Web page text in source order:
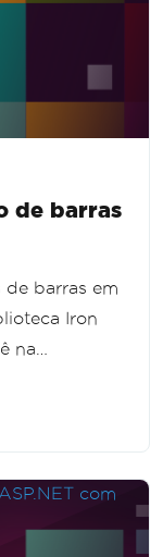
de barras
barras em
Iron
na